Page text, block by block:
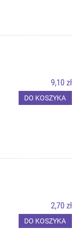
9,10 zł
DO KOSZYKA
2,70 zł
DO KOSZYKA